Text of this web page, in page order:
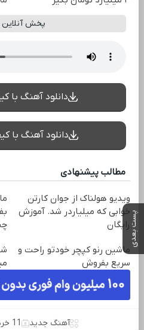
پست بعدی
پخش
دانلود آهنگ با
دانلود آهنگ با
مطالب پیشنهادی
ویدیو هولناک از جوان کارتن
خوابی که میلیاردر شد. آموزش
رایگان
ماشین رنو کپچر خودتو راحت و
سریع بفروش
آهنگ جدید 11 خرداد 1404